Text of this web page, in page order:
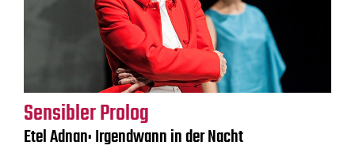
Sensibler Prolog
Etel Adnan: Irgendwann in der Nacht